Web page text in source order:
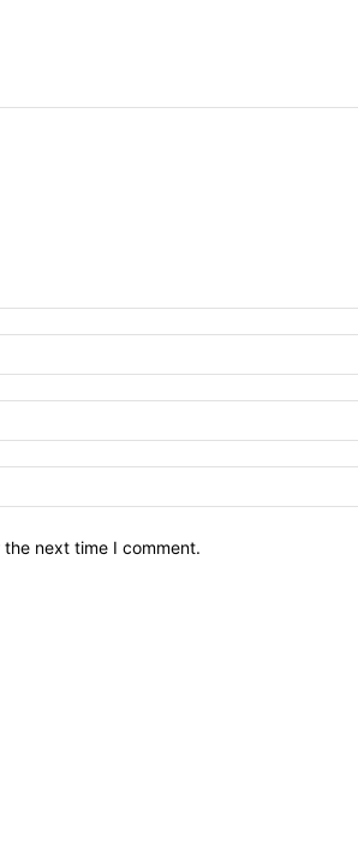
next time I comment.